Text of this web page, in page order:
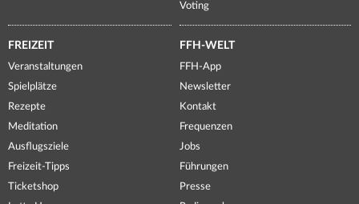
Voting
FREIZEIT
Veranstaltungen
Spielplätze
Rezepte
Meditation
Ausflugsziele
Freizeit-Tipps
Ticketshop
FFH-WELT
FFH-App
Newsletter
Kontakt
Frequenzen
Jobs
Führungen
Presse